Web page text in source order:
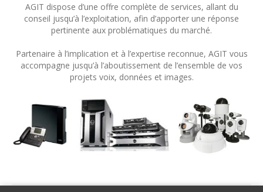
AGIT dispose d’une offre complète de services, allant du
conseil jusqu’à l’exploitation, afin d’apporter une réponse
pertinente aux problématiques du marché.
Partenaire à l’implication et à l’expertise reconnue, AGIT vous
accompagne jusqu’à l’aboutissement de l’ensemble de vos
projets voix, données et images.